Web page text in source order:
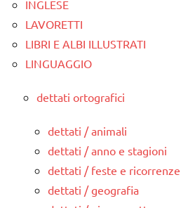
INGLESE
LAVORETTI
LIBRI E ALBI ILLUSTRATI
LINGUAGGIO
dettati ortografici
dettati / animali
dettati / anno e stagioni
dettati / feste e ricorrenze
dettati / geografia